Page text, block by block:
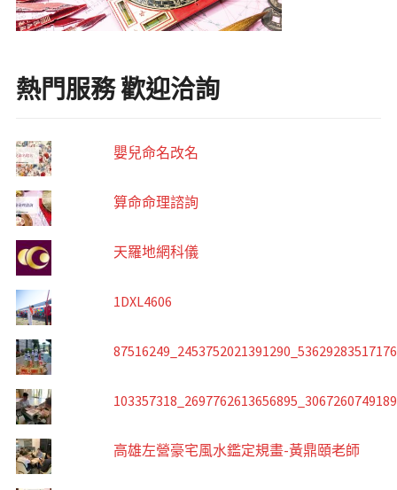
熱門服務 歡迎洽詢
嬰兒命名改名
算命命理諮詢
天羅地網科儀
1DXL4606
高雄左營豪宅風水鑑定規畫-黃鼎頤老師